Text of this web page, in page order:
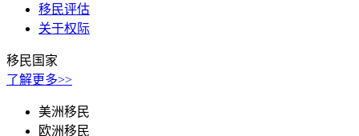
移民评估
关于权际
移民国家
了解更多>>
美洲移民
欧洲移民